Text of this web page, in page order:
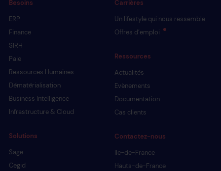
Besoins
ERP
Finance
SIRH
Paie
Ressources Humaines
Dématérialisation
Business Intelligence
Infrastructure & Cloud
Solutions
Sage
Cegid
Carrières
Un lifestyle qui nous ressemble
Offres d’emploi
Ressources
Actualités
Evènements
Documentation
Cas clients
Contactez-nous
Ile-de-France
Hauts-de-France